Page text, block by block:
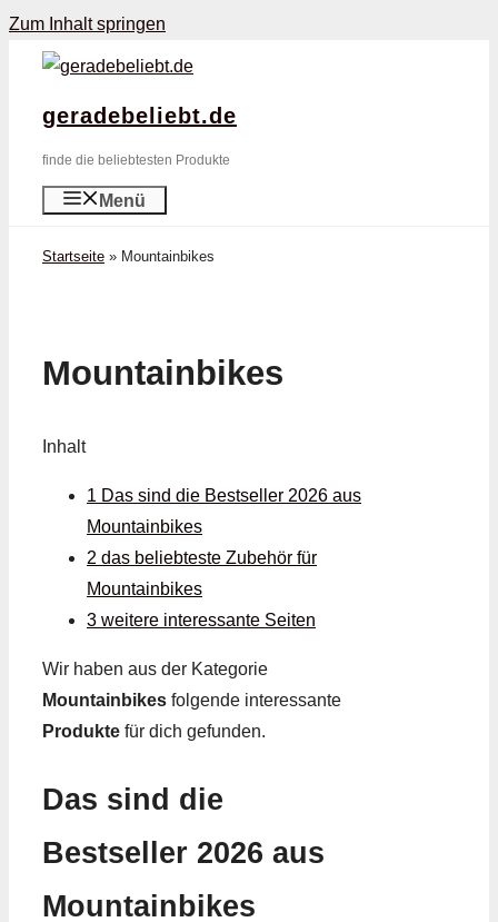
Zum Inhalt springen
geradebeliebt.de
finde die beliebtesten Produkte
Menü
Startseite » Mountainbikes
Mountainbikes
Inhalt
1 Das sind die Bestseller 2026 aus
Mountainbikes
2 das beliebteste Zubehör für
Mountainbikes
3 weitere interessante Seiten
Wir haben aus der Kategorie
Mountainbikes folgende interessante
Produkte für dich gefunden.
Das sind die
Bestseller 2026 aus
Mountainbikes